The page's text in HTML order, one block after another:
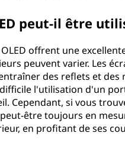
peut-il être
offrent une
peuvent varier. Les
des reflets et
l'utilisation d'un
Cependant, si vous
être toujours en
en profitant de ses